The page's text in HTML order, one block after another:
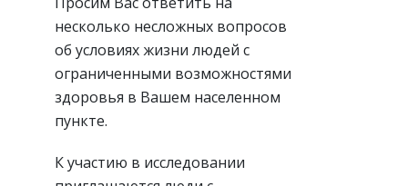
несколько несложных вопросов
об условиях жизни людей с
ограниченными возможностями
здоровья в Вашем населенном
пункте.
К участию в исследовании